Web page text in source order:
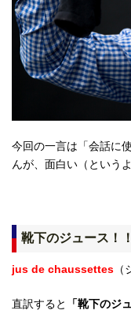
今回の一言は「会話に
んが、面白い（という
靴下のジュース！！
jus de chaussettes
直訳すると 「靴下のジ